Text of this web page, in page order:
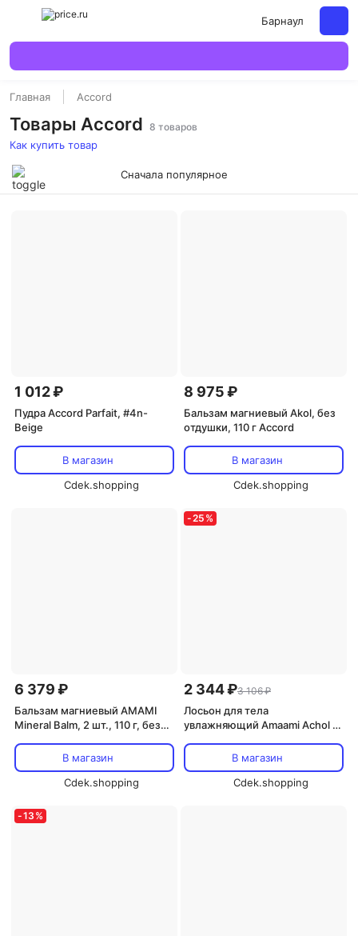
Барнаул
Главная Accord
Товары Accord 8 товаров
Как купить товар
Сначала популярное
1 012 ₽
Пудра Accord Parfait, #4n-
Beige
В магазин
Cdek.shopping
8 975 ₽
Бальзам магниевый Akol, без
отдушки, 110 г Accord
В магазин
Cdek.shopping
6 379 ₽
Бальзам магниевый AMAMI
Mineral Balm, 2 шт., 110 г, без
В магазин
Cdek.shopping
-25 %
2 344 ₽3 106 ₽
Лосьон для тела
увлажняющий Amaami Achol с
300 г, цитрусовый аромат
Accord
В магазин
Cdek.shopping
-13 %